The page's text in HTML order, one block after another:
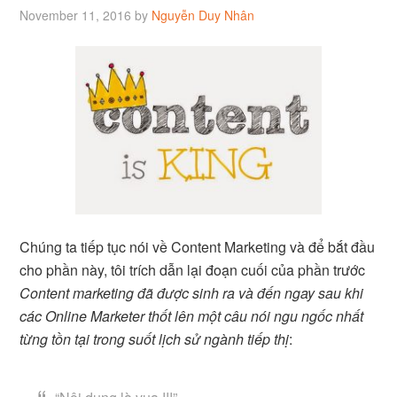
November 11, 2016 by Nguyễn Duy Nhân
Chúng ta tiếp tục nói về Content Marketing và để bắt đầu
cho phần này, tôi trích dẫn lại đoạn cuối của phần trước
Content marketing đã được sinh ra và đến ngay sau khi
các Online Marketer thốt lên một câu nói ngu ngốc nhất
từng tồn tại trong suốt lịch sử ngành tiếp thị: